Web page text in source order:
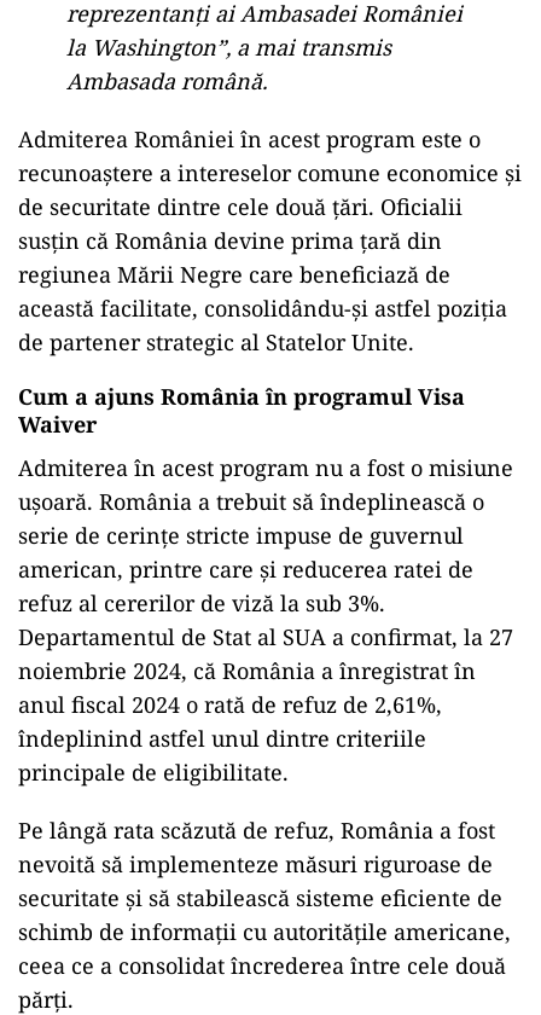
reprezentanți ai Ambasadei României
la Washington”, a mai transmis
Ambasada română.
Admiterea României în acest program este o
recunoaștere a intereselor comune economice și
de securitate dintre cele două țări. Oficialii
susțin că România devine prima țară din
regiunea Mării Negre care beneficiază de
această facilitate, consolidându-și astfel poziția
de partener strategic al Statelor Unite.
Cum a ajuns România în programul Visa
Waiver
Admiterea în acest program nu a fost o misiune
ușoară. România a trebuit să îndeplinească o
serie de cerințe stricte impuse de guvernul
american, printre care și reducerea ratei de
refuz al cererilor de viză la sub 3%.
Departamentul de Stat al SUA a confirmat, la 27
noiembrie 2024, că România a înregistrat în
anul fiscal 2024 o rată de refuz de 2,61%,
îndeplinind astfel unul dintre criteriile
principale de eligibilitate.
Pe lângă rata scăzută de refuz, România a fost
nevoită să implementeze măsuri riguroase de
securitate și să stabilească sisteme eficiente de
schimb de informații cu autoritățile americane,
ceea ce a consolidat încrederea între cele două
părți.